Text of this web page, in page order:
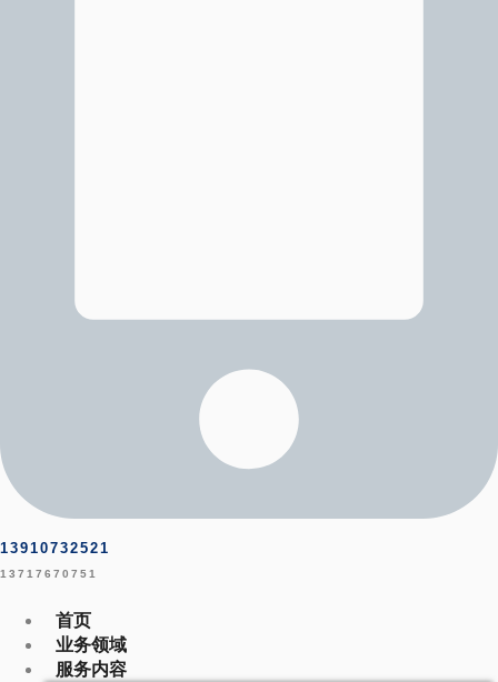
13910732521
13717670751
首页
业务领域
服务内容